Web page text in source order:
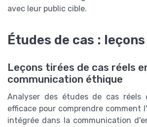
avec leur public cible.
Études de cas :
Leçons tirées de cas réels
communication éthique
Analyser des études de cas réels
efficace pour comprendre comment
intégrée dans la communication